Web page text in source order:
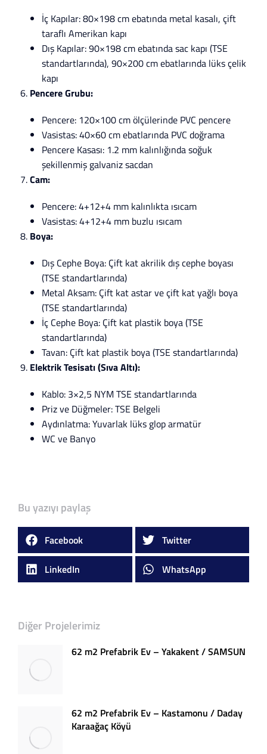
İç Kapılar: 80×198 cm ebatında metal kasalı, çift
taraflı Amerikan kapı
Dış Kapılar: 90×198 cm ebatında sac kapı (TSE
standartlarında), 90×200 cm ebatlarında lüks çelik
kapı
Pencere Grubu:
Pencere: 120×100 cm ölçülerinde PVC pencere
Vasistas: 40×60 cm ebatlarında PVC doğrama
Pencere Kasası: 1.2 mm kalınlığında soğuk
şekillenmiş galvaniz sacdan
Cam:
Pencere: 4+12+4 mm kalınlıkta ısıcam
Vasistas: 4+12+4 mm buzlu ısıcam
Boya:
Dış Cephe Boya: Çift kat akrilik dış cephe boyası
(TSE standartlarında)
Metal Aksam: Çift kat astar ve çift kat yağlı boya
(TSE standartlarında)
İç Cephe Boya: Çift kat plastik boya (TSE
standartlarında)
Tavan: Çift kat plastik boya (TSE standartlarında)
Elektrik Tesisatı (Sıva Altı):
Kablo: 3×2,5 NYM TSE standartlarında
Priz ve Düğmeler: TSE Belgeli
Aydınlatma: Yuvarlak lüks glop armatür
WC ve Banyo
Bu yazıyı paylaş
Facebook Twitter
LinkedIn WhatsApp
Diğer Projelerimiz
62 m2 Prefabrik Ev – Yakakent / SAMSUN
62 m2 Prefabrik Ev – Kastamonu / Daday
Karaağaç Köyü